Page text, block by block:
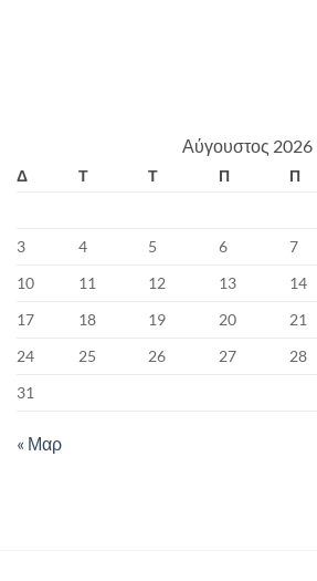
Αύγουστος 2026
Δ Τ Τ Π Π
3
4 5 6 7
10
11 12 13 14
17
18 19 20 21
24
25 26 27 28
31
« Μαρ